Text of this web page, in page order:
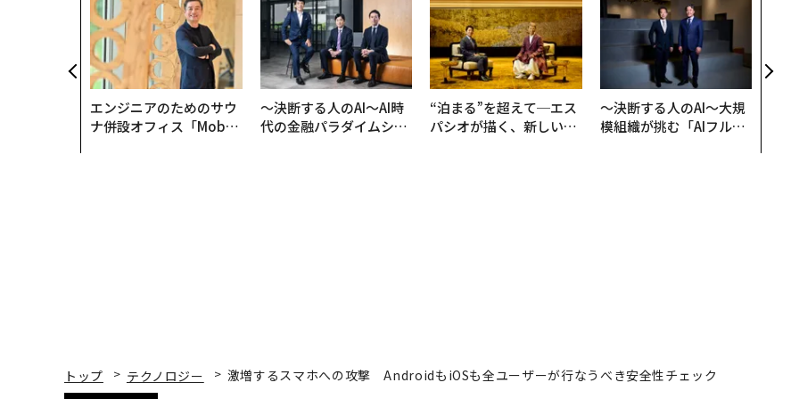
エンジニアのためのサウ
ナ併設オフィス「Mobiu
〜決断する人のAI〜AI時
代の金融パラダイムシフ
“泊まる”を超えて─エス
パシオが描く、新しい日
〜決断する人のAI〜大規
模組織が挑む「AIフル実
トップ テクノロジー 激増するスマホへの攻撃 AndroidもiOSも全ユーザーが行なうべき安全性チェック